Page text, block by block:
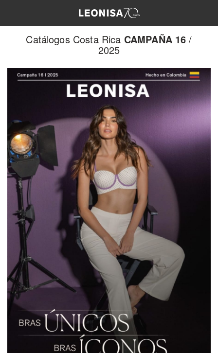
Catálogos Costa Rica CAMPAÑA 16 /
2025